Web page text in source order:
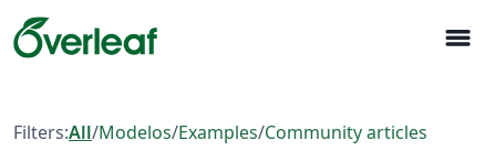
menu
Filters:All/Modelos/Examples/Community articles